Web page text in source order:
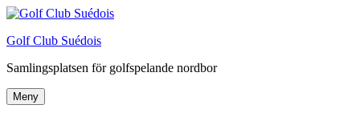
Hoppa
innehåll
Golf Club Suédois
Samlingsplatsen för golfspelande nordbor
Meny